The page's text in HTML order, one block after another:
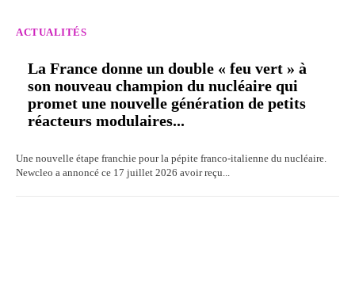
ACTUALITÉS
La France donne un double « feu vert » à
son nouveau champion du nucléaire qui
promet une nouvelle génération de petits
réacteurs modulaires...
Une nouvelle étape franchie pour la pépite franco-italienne du nucléaire.
Newcleo a annoncé ce 17 juillet 2026 avoir reçu...